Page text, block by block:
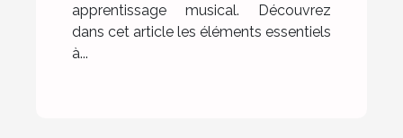
apprentissage musical. Découvrez
dans cet article les éléments essentiels
à...